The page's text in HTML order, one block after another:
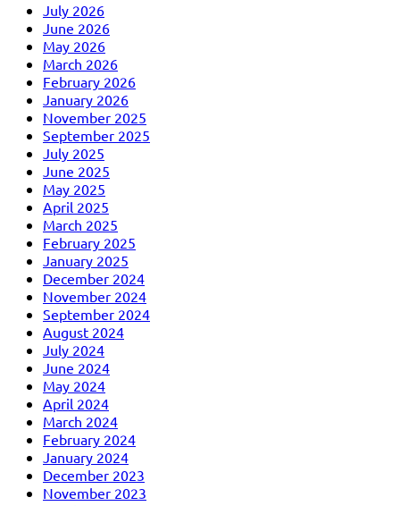
July 2026
June 2026
May 2026
March 2026
February 2026
January 2026
November 2025
September 2025
July 2025
June 2025
May 2025
April 2025
March 2025
February 2025
January 2025
December 2024
November 2024
September 2024
August 2024
July 2024
June 2024
May 2024
April 2024
March 2024
February 2024
January 2024
December 2023
November 2023